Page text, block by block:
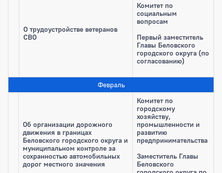
О трудоустройстве ветеранов
СВО
Комитет по
социальным
вопросам
Первый заместитель
Главы Беловского
городского округа (по
согласованию)
Февраль
Об организации дорожного
движения в границах
Беловского городского округа и
муниципальном контроле за
сохранностью автомобильных
дорог местного значения
Комитет по
городскому
хозяйству,
промышленности и
развитию
предпринимательства
Заместитель Главы
Беловского